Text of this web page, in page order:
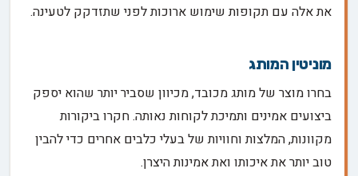
את אלה עם תקופות שימוש ארוכות לפני שתזדקק לטעינה.
מוניטין המותג
בחרו מוצר של מותג מכובד, מכיוון שסביר יותר שהוא יספק
ביצועים אמינים ותמיכת לקוחות נאותה. חקרו ביקורות
מקוונות, המלצות וחוויות של בעלי כלבים אחרים כדי להבין
טוב יותר את איכותו ואת אמינות היצרן.